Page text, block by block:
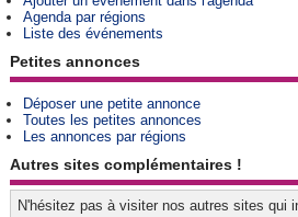
Agenda par régions
Liste des événements
Petites annonces
Déposer une petite annonce
Toutes les petites annonces
Les annonces par régions
Autres sites complémentaires !
N'hésitez pas à visiter nos autres sites qui